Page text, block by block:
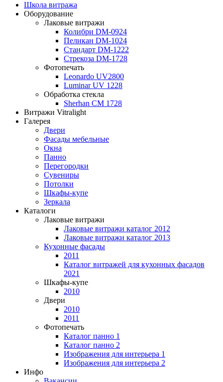
Школа витража
Оборудование
Лаковые витражи
Колибри DM-0924
Пеликан DM-1024
Стандарт DM-1222
Стрекоза DM-1728
Фотопечать
Leonardo UV2800
Luminar UV 1228
Обработка стекла
Sherhan CM 1728
Витражи Vitralight
Галерея
Двери
Фасады мебельные
Окна
Панно
Перегородки
Сувениры
Потолки
Шкафы-купе
Зеркала
Каталоги
Лаковые витражи
Лаковые витражи каталог 2012
Лаковые витражи каталог 2013
Кухонные фасады
2011
Каталог витражей для кухонных фасадов
2021
Шкафы-купе
2010
Двери
2010
2011
Фотопечать
Каталог панно 1
Каталог панно 2
Изображения для интерьера 1
Изображения для интерьера 2
Инфо